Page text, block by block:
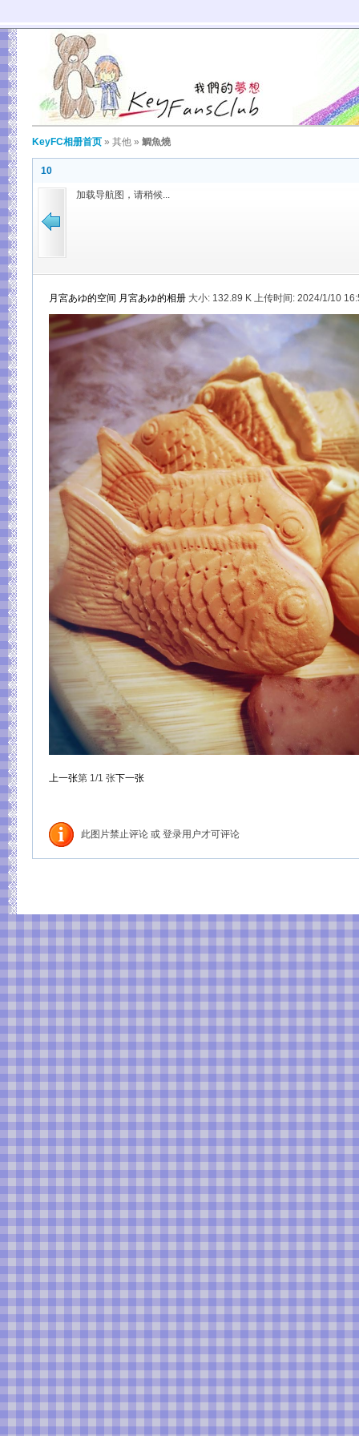
KeyFC相册首页 » 其他 » 鯛魚燒
10
加载导航图，请稍候...
月宮あゆ的空间 月宮あゆ的相册 大小: 132.89 K 上传时间: 2024/1/10
上一张第 1/1 张下一张
此图片禁止评论 或 登录用户才可评论